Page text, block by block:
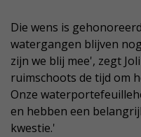
Die wens is
watergangen blijven
zijn we blij mee', zegt
ruimschoots de tijd om
Onze
en hebben een
kwestie.'